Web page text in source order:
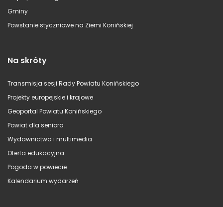
Gminy
Powstanie styczniowe na Ziemi Konińskiej
Na skróty
Transmisja sesji Rady Powiatu Konińskiego
Projekty europejskie i krajowe
Geoportal Powiatu Konińskiego
Powiat dla seniora
Wydawnictwa i multimedia
Oferta edukacyjna
Pogoda w powiecie
Kalendarium wydarzeń